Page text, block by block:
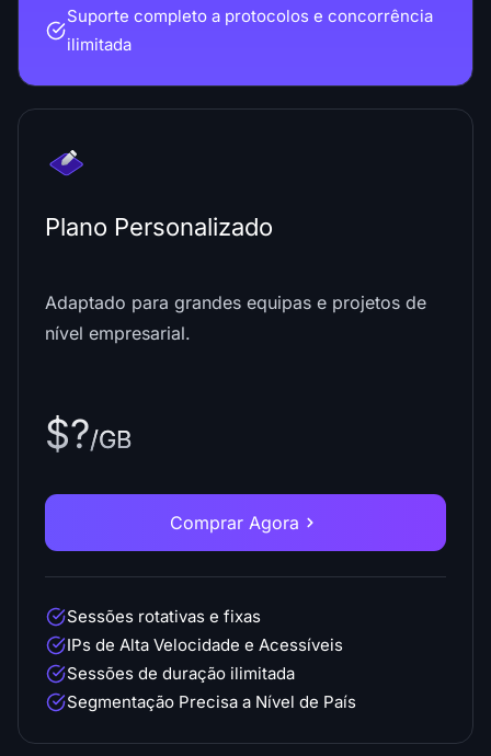
Suporte completo a protocolos e concorrência
ilimitada
Plano Personalizado
Adaptado para grandes equipas e projetos de
nível empresarial.
$?/GB
Comprar Agora
Sessões rotativas e fixas
IPs de Alta Velocidade e Acessíveis
Sessões de duração ilimitada
Segmentação Precisa a Nível de País